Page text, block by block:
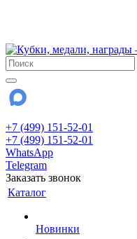
+7 (499) 151-52-01
+7 (499) 151-52-01
WhatsApp
Telegram
Заказать звонок
Каталог
Новинки